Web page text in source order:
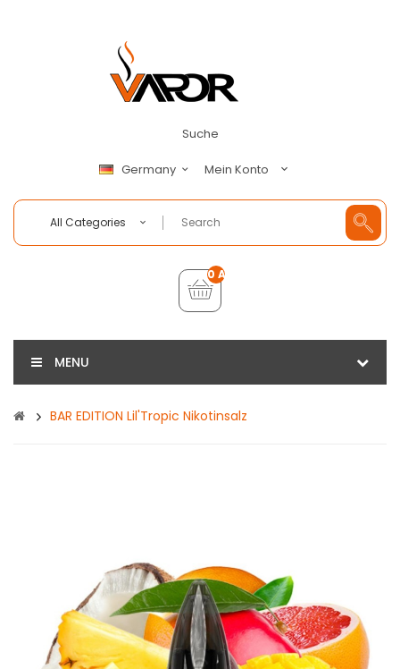
Suche
Germany Mein Konto
All Categories
0 Artikel - €0,00
MENU
BAR EDITION Lil'Tropic Nikotinsalz